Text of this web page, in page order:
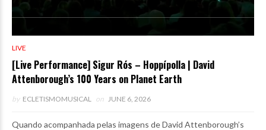
LIVE
[Live Performance] Sigur Rós – Hoppípolla | David
Attenborough’s 100 Years on Planet Earth
by ECLETISMOMUSICAL on JUNE 6, 2026
Quando acompanhada pelas imagens de David Attenborough’s